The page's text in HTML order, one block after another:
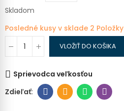
Skladom
Posledné kusy v sklade 2 Položky
VLOŽIŤ DO KOŠIKA
Sprievodca veľkosťou